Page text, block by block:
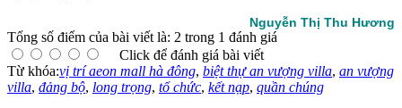
Nguyễn Thị Thu Hương
Tổng số điểm của bài viết là: 2 trong 1 đánh giá
Click để đánh giá bài viết
Từ khóa:vị trí aeon mall hà đông, biệt thự an vượng villa, an vượng
villa, đảng bộ, long trọng, tổ chức, kết nạp, quần chúng